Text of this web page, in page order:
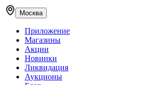
Москва
Приложение
Магазины
Акции
Новинки
Ликвидация
Аукционы